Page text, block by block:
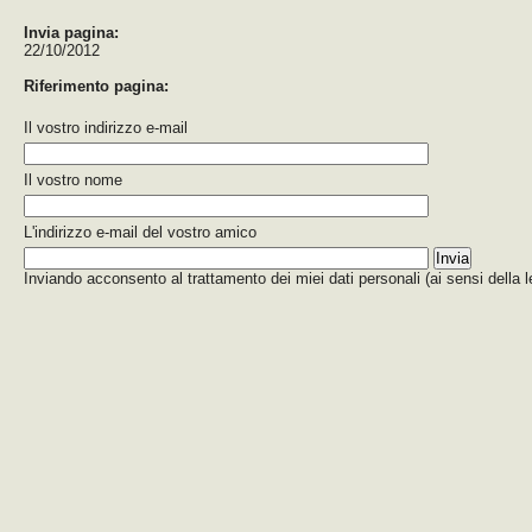
Invia pagina:
22/10/2012
Riferimento pagina:
Il vostro indirizzo e-mail
Il vostro nome
L'indirizzo e-mail del vostro amico
Inviando acconsento al trattamento dei miei dati personali (ai sensi della